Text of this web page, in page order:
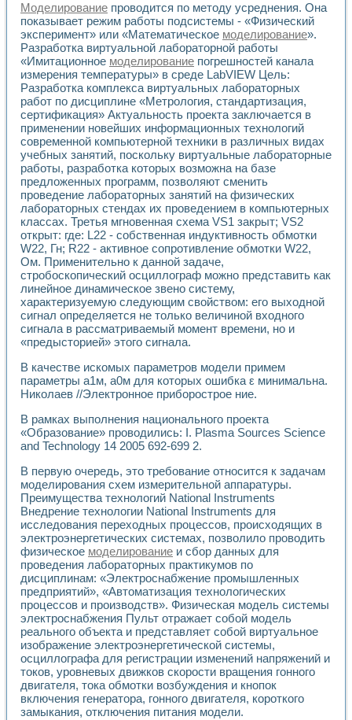
Моделирование проводится по методу усреднения. Она
показывает режим работы подсистемы - «Физический
эксперимент» или «Математическое моделирование».
Разработка виртуальной лабораторной работы
«Имитационное моделирование погрешностей канала
измерения температуры» в среде LabVIEW Цель:
Разработка комплекса виртуальных лабораторных
работ по дисциплине «Метрология, стандартизация,
сертификация» Актуальность проекта заключается в
применении новейших информационных технологий
современной компьютерной техники в различных видах
учебных занятий, поскольку виртуальные лабораторные
работы, разработка которых возможна на базе
предложенных программ, позволяют сменить
проведение лабораторных занятий на физических
лабораторных стендах их проведением в компьютерных
классах. Третья мгновенная схема VS1 закрыт; VS2
открыт: где: L22 - собственная индуктивность обмотки
W22, Гн; R22 - активное сопротивление обмотки W22,
Ом. Применительно к данной задаче,
стробоскопический осциллограф можно представить как
линейное динамическое звено систему,
характеризуемую следующим свойством: его выходной
сигнал определяется не только величиной входного
сигнала в рассматриваемый момент времени, но и
«предысторией» этого сигнала.
В качестве искомых параметров модели примем
параметры a1м, a0м для которых ошибка ε минимальна.
Николаев //Электронное приборострое ние.
В рамках выполнения национального проекта
«Образование» проводились: I. Plasma Sources Science
and Technology 14 2005 692-699 2.
В первую очередь, это требование относится к задачам
моделирования схем измерительной аппаратуры.
Преимущества технологий National Instruments
Внедрение технологии National Instruments для
исследования переходных процессов, происходящих в
электроэнергетических системах, позволило проводить
физическое моделирование и сбор данных для
проведения лабораторных практикумов по
дисциплинам: «Электроснабжение промышленных
предприятий», «Автоматизация технологических
процессов и производств». Физическая модель системы
электроснабжения Пульт отражает собой модель
реального объекта и представляет собой виртуальное
изображение электроэнергетической системы,
осциллографа для регистрации изменений напряжений и
токов, уровневых движков скорости вращения гонного
двигателя, тока обмотки возбуждения и кнопок
включения генератора, гонного двигателя, короткого
замыкания, отключения питания модели.